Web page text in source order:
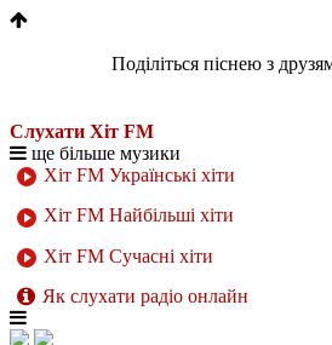
Поділіться піснею з
Слухати Хіт FM
ще більше музики
Хіт FM Українські хіти
Хіт FM Найбільші хіти
Хіт FM Сучасні хіти
Як слухати радіо онлайн